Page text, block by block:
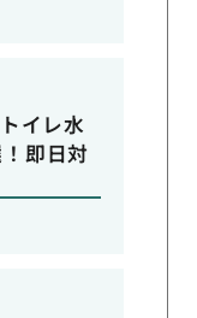
イレ水
即日対